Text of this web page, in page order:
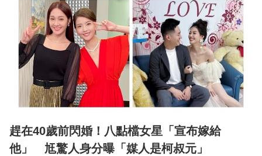
趕在40歲前閃婚！八點檔女星「宣布嫁給
他」 尪驚人身分曝「媒人是柯叔元」